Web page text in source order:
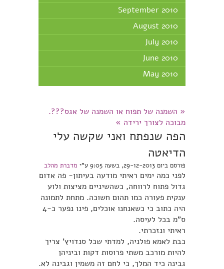
September 2010
August 2010
July 2010
June 2010
May 2010
« השמנה של תפוח או השמנה של אגס???.
מבוכה לצורך ירידה »
הפה שנפתח ואני שקשה עלי
הדיאטה
פורסם ביום 29-12-2013, בשעה 9:05 ע"י מדברת מהלב
לפני כמה ימים ראיתי מודעה בעיתון- פה אדום
גדול פתוח לרווחה, כשהשיניים מציצות ולוע
ענקית פעורה כמו תהום חשוכה. מתחת לתמונה
היה כתוב כי כשאנחנו אוכלים, פינו נפער כ-4
ס”מ בכל לעיסה.
ראיתי ונזכרתי.
כבת לאמא פולניה, למדתי שכל סנדויץ’ צריך
להיות מורכב משתי פרוסות דקות וביניהן
גבינה כיד המלך, כי לחם זה משמין וגבינה לא.